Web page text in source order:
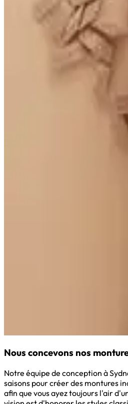
Nous concevons nos
Notre équipe de conception à
saisons pour créer des montures
afin que vous ayez toujours l'air